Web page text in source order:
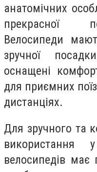
анатомічних
прекрасної
Велосипеди
зручної
оснащені
для приємних
дистанціях.
Для зручного та
використання
велосипедів має